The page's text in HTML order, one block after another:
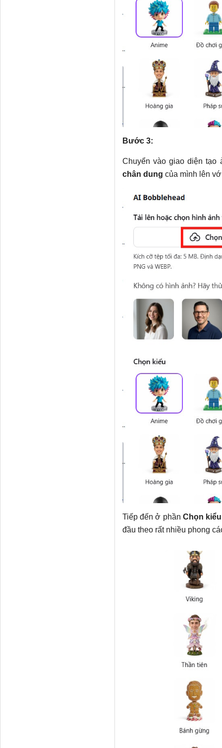
Bước 3:
Chuyển vào giao diện
chân dung của mình lên
Tiếp đến ở phầnChọn kiểu
đầu theo rất nhiều phong